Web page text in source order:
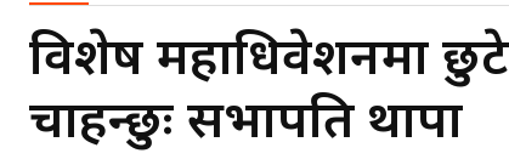
विशेष महाधिवेशनमा
चाहन्छुः सभापति थापा